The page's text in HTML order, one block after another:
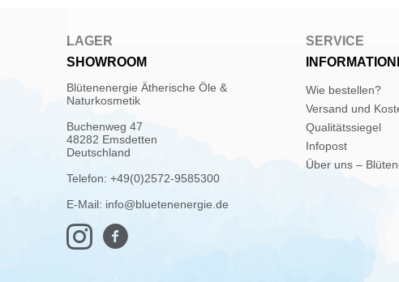
LAGER
SHOWROOM
Blütenenergie Ätherische Öle &
Naturkosmetik
Buchenweg 47
48282 Emsdetten
Deutschland
Telefon: +49(0)2572-9585300
E-Mail: info@bluetenenergie.de
SERVICE
Wie bestellen?
Versand und
Qualitätssiegel
Infopost
Über uns –